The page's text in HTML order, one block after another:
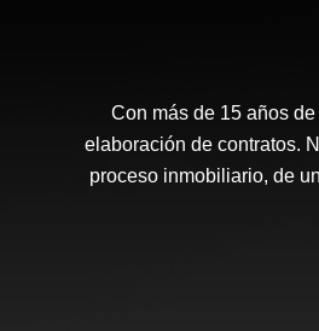
Con más de 15 años
elaboración de contratos.
proceso inmobiliario, de